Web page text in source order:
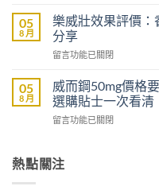
勃
加
時
方，
香
港
真
實
好？
一
文
比
Sidegra、
VI[DK]
保
鑽〉
度
雙
效
片
裡
買
先
安
港
05
8 月
樂威壯效果評價：
分享
在
威
壯
效
果
香
留言功能已關閉
05
8 月
威而鋼50mg價格
選購貼士一次看清
在
鋼
50mg
留言功能已關閉
熱點關注